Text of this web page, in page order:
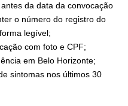
da data da convocação
o número do registro do
legível;
com foto e CPF;
em Belo Horizonte;
sintomas nos últimos 30